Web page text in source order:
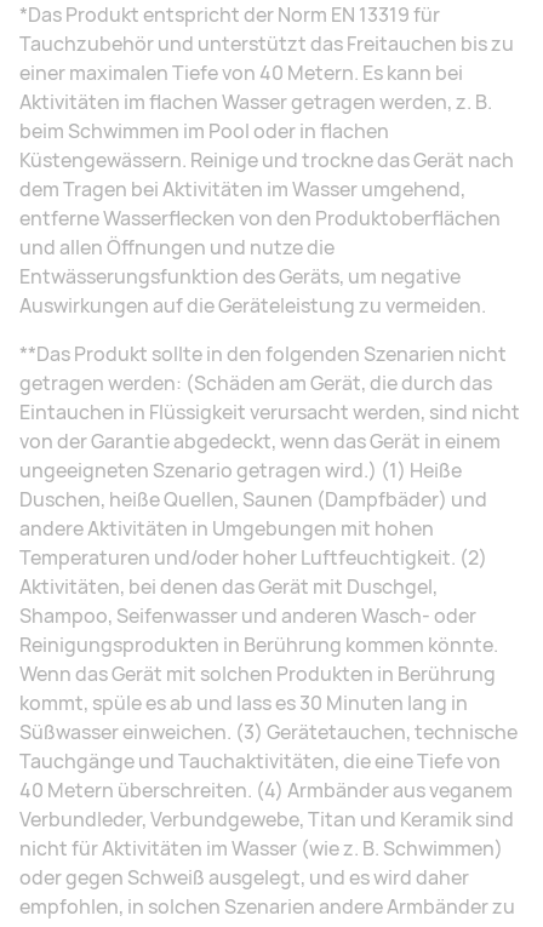
*Das Produkt entspricht der Norm EN 13319 für
Tauchzubehör und unterstützt das Freitauchen bis zu
einer maximalen Tiefe von 40 Metern. Es kann bei
Aktivitäten im flachen Wasser getragen werden, z. B.
beim Schwimmen im Pool oder in flachen
Küstengewässern. Reinige und trockne das Gerät nach
dem Tragen bei Aktivitäten im Wasser umgehend,
entferne Wasserflecken von den Produktoberflächen
und allen Öffnungen und nutze die
Entwässerungsfunktion des Geräts, um negative
Auswirkungen auf die Geräteleistung zu vermeiden.
**Das Produkt sollte in den folgenden Szenarien nicht
getragen werden: (Schäden am Gerät, die durch das
Eintauchen in Flüssigkeit verursacht werden, sind nicht
von der Garantie abgedeckt, wenn das Gerät in einem
ungeeigneten Szenario getragen wird.) (1) Heiße
Duschen, heiße Quellen, Saunen (Dampfbäder) und
andere Aktivitäten in Umgebungen mit hohen
Temperaturen und/oder hoher Luftfeuchtigkeit. (2)
Aktivitäten, bei denen das Gerät mit Duschgel,
Shampoo, Seifenwasser und anderen Wasch- oder
Reinigungsprodukten in Berührung kommen könnte.
Wenn das Gerät mit solchen Produkten in Berührung
kommt, spüle es ab und lass es 30 Minuten lang in
Süßwasser einweichen. (3) Gerätetauchen, technische
Tauchgänge und Tauchaktivitäten, die eine Tiefe von
40 Metern überschreiten. (4) Armbänder aus veganem
Verbundleder, Verbundgewebe, Titan und Keramik sind
nicht für Aktivitäten im Wasser (wie z. B. Schwimmen)
oder gegen Schweiß ausgelegt, und es wird daher
empfohlen, in solchen Szenarien andere Armbänder zu